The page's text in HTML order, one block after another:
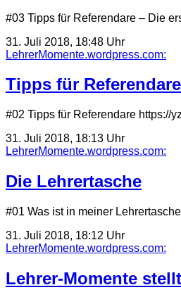
#03 Tipps für Referendare – Die
31. Juli 2018, 18:48 Uhr
LehrerMomente.wordpress.com:
Tipps für Referendare
#02 Tipps für Referendare https://
31. Juli 2018, 18:13 Uhr
LehrerMomente.wordpress.com:
Die Lehrertasche
#01 Was ist in meiner
31. Juli 2018, 18:12 Uhr
LehrerMomente.wordpress.com:
Lehrer-Momente